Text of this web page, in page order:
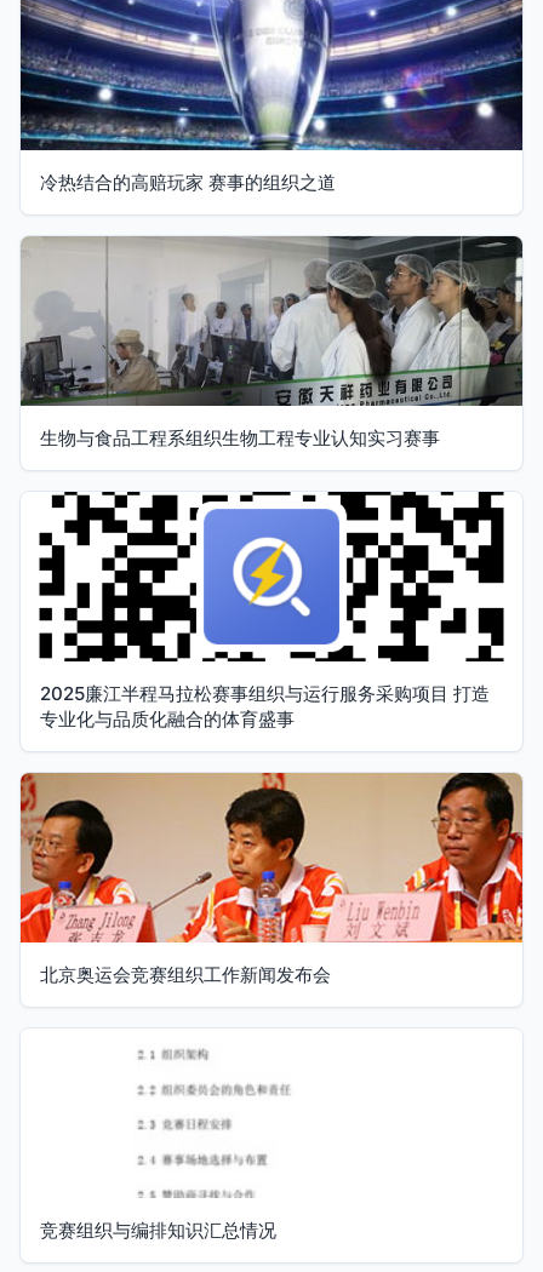
冷热结合的高赔玩家 赛事的组织之道
生物与食品工程系组织生物工程专业认知实习赛事
2025廉江半程马拉松赛事组织与运行服务采购项目 打造
专业化与品质化融合的体育盛事
北京奥运会竞赛组织工作新闻发布会
竞赛组织与编排知识汇总情况